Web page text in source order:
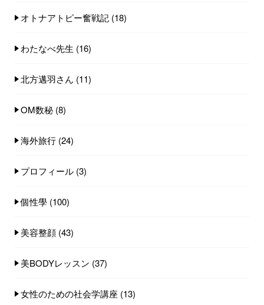
オトナアトピー奮戦記 (18)
わたなべ先生 (16)
北方邁羽さん (11)
OM数秘 (8)
海外旅行 (24)
プロフィール (3)
個性學 (100)
美容整顔 (43)
美BODYレッスン (37)
女性のための社会学講座 (13)